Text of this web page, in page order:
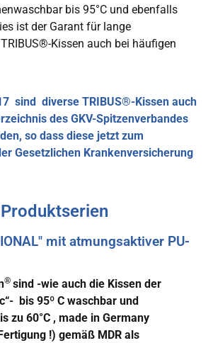
bis 95°C und ebenfalls
ist der Garant für lange
Kissen auch bei häufigen
sind diverse TRIBUS®-Kissen auch
des GKV-Spitzenverbandes
so dass diese jetzt zum
Gesetzlichen Krankenversicherung
Produktserien
mit atmungsaktiver PU-
® sind -wie auch die Kissen der
bis 95º C waschbar und
zu 60°C , made in Germany
!) gemäß MDR als